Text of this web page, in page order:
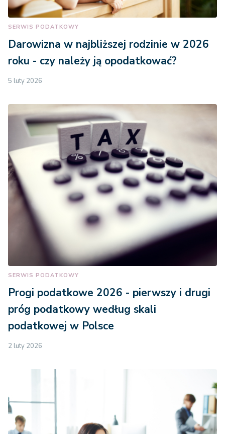
SERWIS PODATKOWY
Darowizna w najbliższej rodzinie w 2026
roku - czy należy ją opodatkować?
5 luty 2026
SERWIS PODATKOWY
Progi podatkowe 2026 - pierwszy i drugi
próg podatkowy według skali
podatkowej w Polsce
2 luty 2026